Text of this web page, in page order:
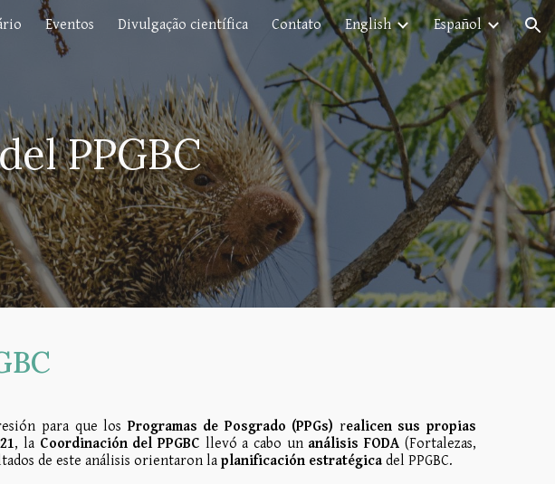
Skip to navigation
Eventos Divulgação científica Contato English Español
PPGBC
para que los Programas de Posgrado (PPGs) realicen sus propias
, la Coordinación del PPGBC llevó a cabo un análisis FODA (Fortalezas,
de este análisis orientaron laplanificación estratégica del PPGBC.